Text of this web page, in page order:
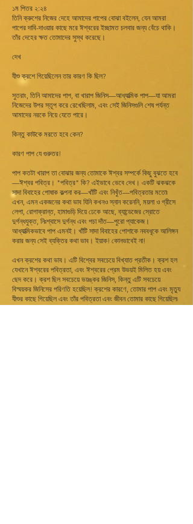
১ম পিতর ২:২৪
তিনি ক্রুশের নিজের দেহে আমাদের পাপের বোঝা বইলেন, যেন আমরা
পাপের দাবি-দাওয়ার কাছে মরে ঈশ্বরের ইচ্ছামত চলবার জন্য বেঁচে থাকি।
তাঁর দেহের ক্ষত তোমাদের সুস্থ করেছে।
দেখ
যীশু ক্রশে গিয়েছিলেন তার কারণ কি ছিল?
সুতরাং, তিনি আমাদের পাপ, বা খারাপ জিনিস—আধ্যাত্মিক পাপ—যা আমরা
নিজেদের উপর স্তূপ করে রেখেছিলাম, এবং সেই জিনিসগুলি শেষ পর্যন্ত
আমাদের নরকে নিয়ে যেতে পারে।
কিন্তু কাউকে মরতে হবে কেন?
কারণ পাপ যে গুরুতর!
পাপ কতটা খারাপ তা বোঝার জন্য তোমাকে ঈশ্বর সম্পর্কে কিছু বুঝতে হবে
—ঈশ্বর পবিত্র। "পবিত্র" কি? এইভাবে ভেবে দেখ। একটি ঝকঝকে
সাদা বিবাহের পোষাক কল্পনা কর—খাঁটি এবং নিখুঁত—পবিত্রতার মতো৷
এখন, এমন একজনের কথা ভাব যিনি কখনও স্নান করেননি, ময়লা ও গ্রীসে
লেপা, রোগাক্রান্ত, হামাগুড়ি দিয়ে ঢেকে আছে, ব্যান্ডেজের স্রোতে
দুর্গন্ধযুক্ত, নিঃশ্বাসে দুর্গন্ধ এবং পচা দাঁত—পুরো প্যাকেজ।
আধ্যাত্মিকভাবে পাপ এমনই। খাঁটি সাদা বিবাহের পোশাকে নববধূকে আলিঙ্গন
করার জন্য সেই ব্যক্তির কথা ভাব। ইয়াক! কোনভাবেই না!
এখন ক্রশের কথা ভাব। এটি বিশ্বের সবচেয়ে বিখ্যাত প্রতীক। ক্রশ হল
যেখানে ঈশ্বরের পবিত্রতা, এবং ঈশ্বরের প্রেম উভয়ই মিলিত হয় এবং
ছেদ করে। ক্রশ ছিল সবচেয়ে ভয়ঙ্কর জিনিস, কিন্তু এটি সবচেয়ে
বিস্ময়কর জিনিসের পরিণতি হয়েছিল! ক্রশের কারণে, তোমার পাপ এবং মৃত্যু
যীশুর কাছে গিয়েছিল এবং তাঁর পবিত্রতা এবং জীবন তোমার কাছে গিয়েছিল৷